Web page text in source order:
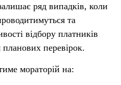
ряд випадків, коли
та
відбору платників
перевірок.
мораторій на: